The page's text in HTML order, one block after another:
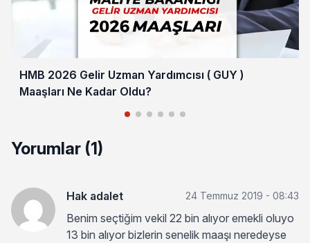
HMB 2026 Gelir Uzman Yardımcısı ( GUY )
Maaşları Ne Kadar Oldu?
Yorumlar (1)
Hak adalet 24 Temmuz 2019 - 08:43
Benim seçtiğim vekil 22 bin alıyor emekli oluyo
13 bin alıyor bizlerin senelik maaşı neredeyse